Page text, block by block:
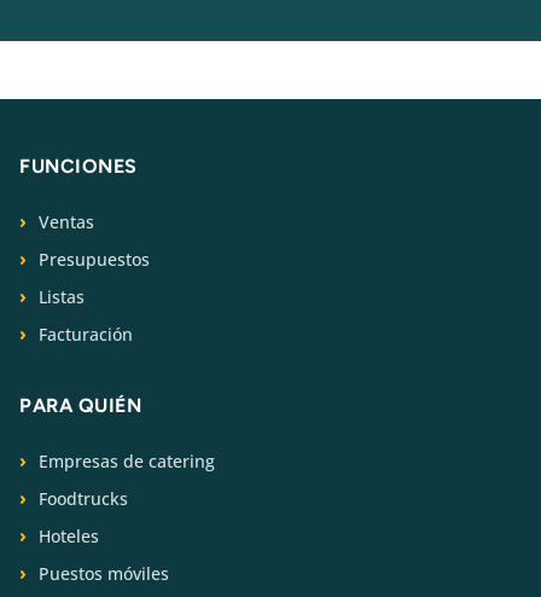
FUNCIONES
Ventas
Presupuestos
Listas
Facturación
PARA QUIÉN
Empresas de catering
Foodtrucks
Hoteles
Puestos móviles